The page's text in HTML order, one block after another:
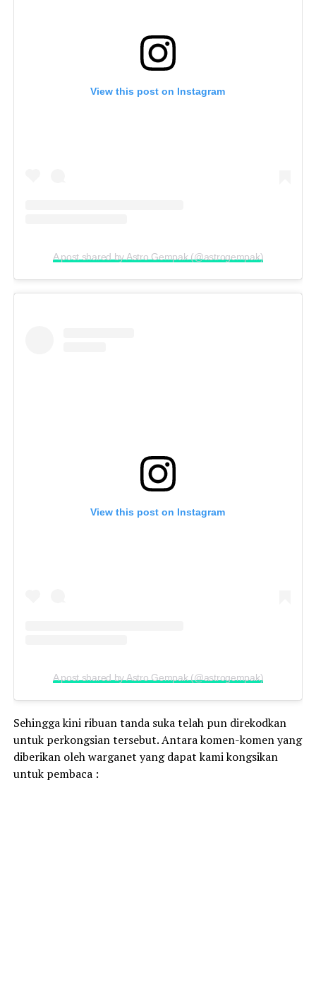
View this post on Instagram
A post shared by Astro Gempak (@astrogempak)
View this post on Instagram
A post shared by Astro Gempak (@astrogempak)
Sehingga kini ribuan tanda suka telah pun direkodkan
untuk perkongsian tersebut. Antara komen-komen yang
diberikan oleh warganet yang dapat kami kongsikan
untuk pembaca :